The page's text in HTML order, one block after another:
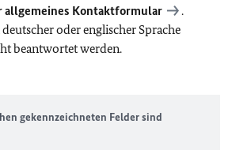
allgemeines Kontaktformular
.
oder englischer Sprache
beantwortet werden.
gekennzeichneten Felder sind